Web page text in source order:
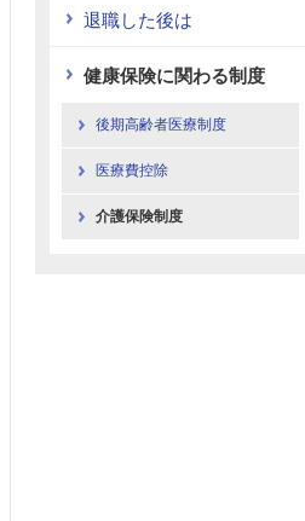
退職した後は
健康保険に関わる制度
後期高齢者医療制度
医療費控除
介護保険制度